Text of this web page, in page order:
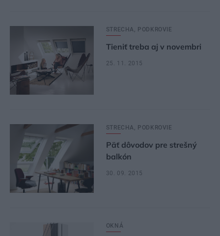
STRECHA, PODKROVIE
Tieniť treba aj v novembri
25. 11. 2015
STRECHA, PODKROVIE
Päť dôvodov pre strešný
balkón
30. 09. 2015
OKNÁ